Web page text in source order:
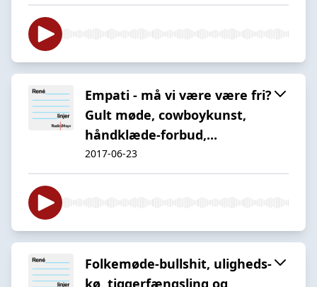
Empati - må vi være være fri?
Gult møde, cowboykunst,
håndklæde-forbud,...
2017-06-23
Folkemøde-bullshit, uligheds-
kø, tiggerfængsling og